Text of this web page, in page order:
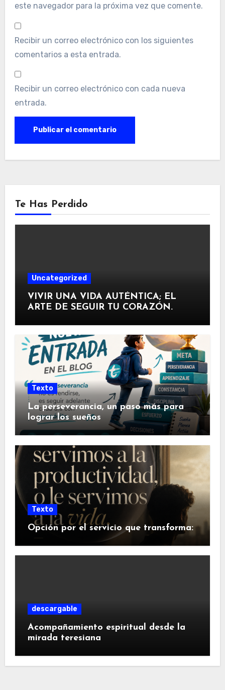
este navegador para la próxima vez que comente.
Recibir un correo electrónico con los siguientes
comentarios a esta entrada.
Recibir un correo electrónico con cada nueva
entrada.
Te Has Perdido
Uncategorized
VIVIR UNA VIDA AUTÉNTICA; EL
ARTE DE SEGUIR TU CORAZÓN.
Texto
La perseverancia, un paso más para
lograr los sueños
Texto
Opción por el servicio que transforma:
descargable
Acompañamiento espiritual desde la
mirada teresiana